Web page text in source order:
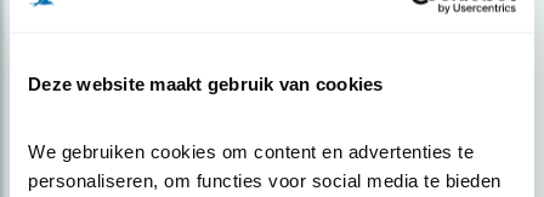
Deze website maakt gebruik van cookies
We gebruiken cookies om content en advertenties te
personaliseren, om functies voor social media te bieden
over vogels en activiteiten van Vogelbescherming.